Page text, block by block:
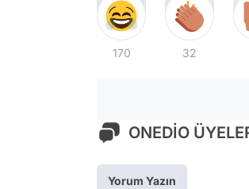
170 32
ONEDİO
Yorum Yazın